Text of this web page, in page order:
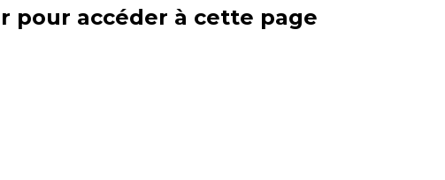
pour accéder à cette page